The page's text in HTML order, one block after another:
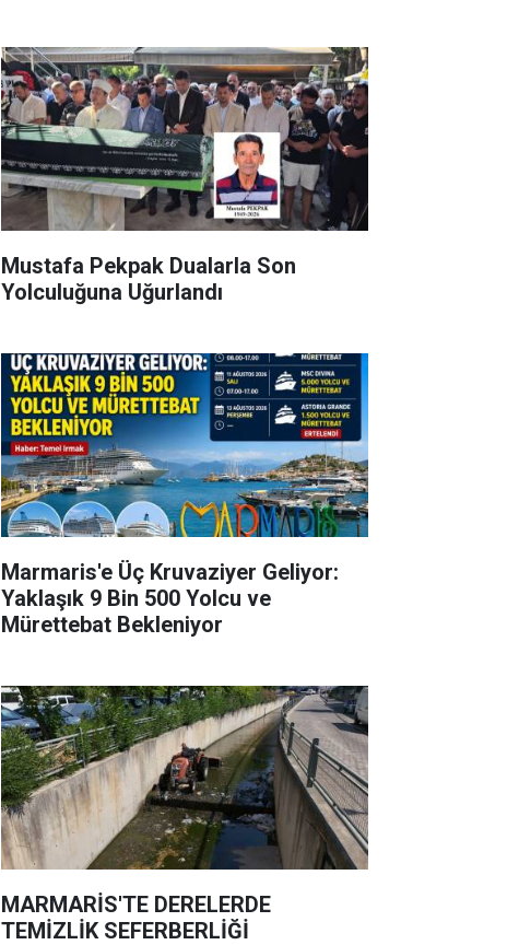
Mustafa Pekpak Dualarla Son
Yolculuğuna Uğurlandı
Marmaris'e Üç Kruvaziyer Geliyor:
Yaklaşık 9 Bin 500 Yolcu ve
Mürettebat Bekleniyor
MARMARİS'TE DERELERDE
TEMİZLİK SEFERBERLİĞİ